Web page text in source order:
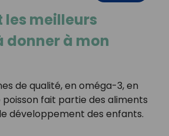
les meilleurs
donner à mon
de qualité, en oméga-3, en
poisson fait partie des aliments
développement des enfants.